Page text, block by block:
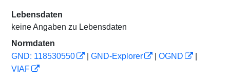
Lebensdaten
keine Angaben zu Lebensdaten
Normdaten
GND: 118530550
GND-Explorer OGND
VIAF